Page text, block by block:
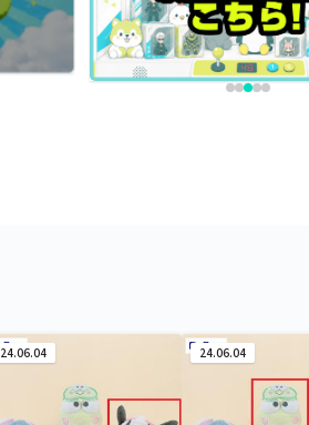
24.06.04 24.06.04